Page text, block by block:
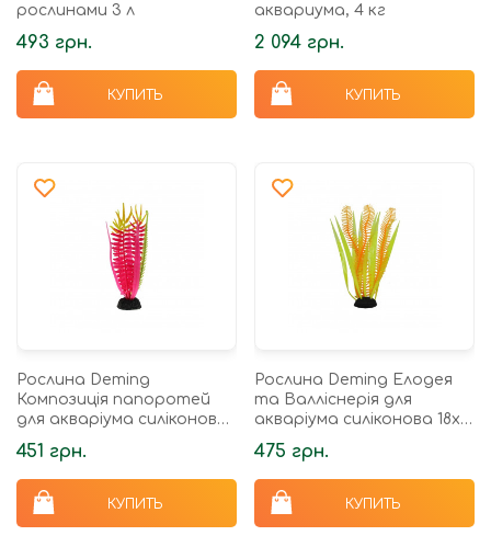
рослинами 3 л
493 грн.
КУПИТЬ
аквариума, 4 кг
2 094 грн.
КУПИТЬ
Рослина Deming
Композиція папоротей
для акваріума силіконова
11х19 см
451 грн.
КУПИТЬ
Рослина Deming Елодея
та Валліснерія для
акваріума силіконова 18х7
см
475 грн.
КУПИТЬ